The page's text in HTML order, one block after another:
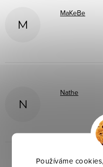
Používáme
M
MaKeBe
N
Nathe